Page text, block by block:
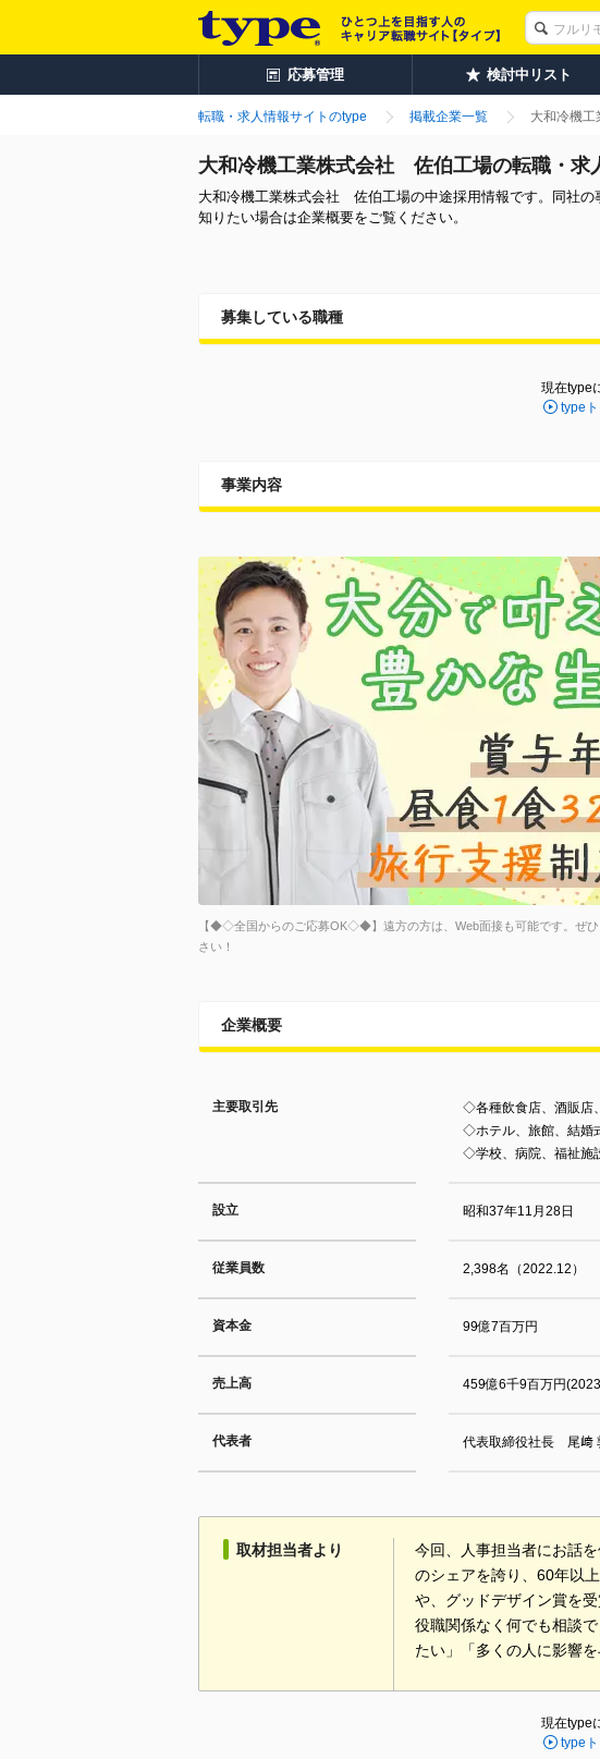
応募管理 検討中リスト
転職・求人情報サイトのtype 掲載企業一覧 大和冷機
大和冷機工業株式会社 佐伯工場の転職・求
大和冷機工業株式会社 佐伯工場の中途採用情報です。同社の
知りたい場合は企業概要をご覧ください。
募集している職種
現在type
type
事業内容
【◆◇全国からのご応募OK◇◆】遠方の方は、Web面接も可能です。ぜ
さい！
企業概要
主要取引先
◇各種飲食店、酒販店
◇ホテル、旅館、結婚
◇学校、病院、福祉施
設立 昭和37年11月28日
従業員数 2,398名（2022.12）
資本金 99億7百万円
売上高 459億6千9百万円
代表者 代表取締役社長 尾﨑
取材担当者より
今回、人事担当者にお話
のシェアを誇り、60年以
や、グッドデザイン賞を
役職関係なく何でも相談
たい」「多くの人に影響
現在type
type